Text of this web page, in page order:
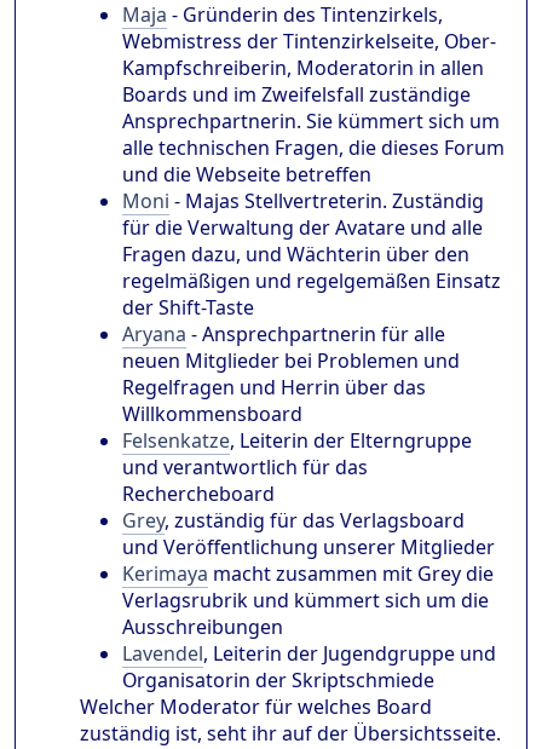
Maja - Gründerin des Tintenzirkels,
Webmistress der Tintenzirkelseite, Ober-
Kampfschreiberin, Moderatorin in allen
Boards und im Zweifelsfall zuständige
Ansprechpartnerin. Sie kümmert sich um
alle technischen Fragen, die dieses Forum
und die Webseite betreffen
Moni - Majas Stellvertreterin. Zuständig
für die Verwaltung der Avatare und alle
Fragen dazu, und Wächterin über den
regelmäßigen und regelgemäßen Einsatz
der Shift-Taste
Aryana - Ansprechpartnerin für alle
neuen Mitglieder bei Problemen und
Regelfragen und Herrin über das
Willkommensboard
Felsenkatze, Leiterin der Elterngruppe
und verantwortlich für das
Rechercheboard
Grey, zuständig für das Verlagsboard
und Veröffentlichung unserer Mitglieder
Kerimaya macht zusammen mit Grey die
Verlagsrubrik und kümmert sich um die
Ausschreibungen
Lavendel, Leiterin der Jugendgruppe und
Organisatorin der Skriptschmiede
Welcher Moderator für welches Board
zuständig ist, seht ihr auf der Übersichtsseite.